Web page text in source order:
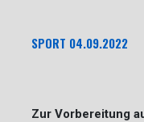
SPORT 04.09.2022
Zur Vorbereitung